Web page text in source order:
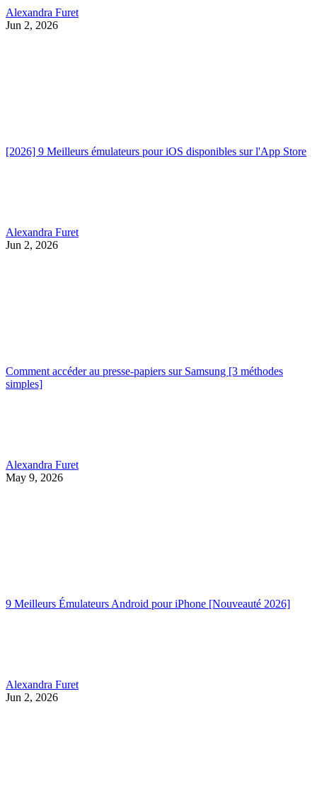
Alexandra Furet
Jun 2, 2026
[2026] 9 Meilleurs émulateurs pour iOS disponibles sur l'App Store
Alexandra Furet
Jun 2, 2026
Comment accéder au presse-papiers sur Samsung [3 méthodes
simples]
Alexandra Furet
May 9, 2026
9 Meilleurs Émulateurs Android pour iPhone [Nouveauté 2026]
Alexandra Furet
Jun 2, 2026